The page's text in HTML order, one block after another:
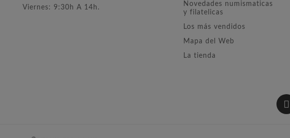
Viernes: 9:30h A 14h.
Novedades numismaticas
y filatelicas
Los más vendidos
Mapa del Web
La tienda